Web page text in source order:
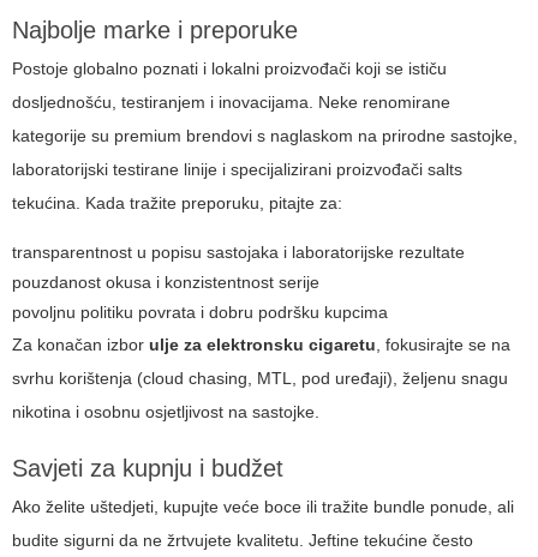
Najbolje marke i preporuke
Postoje globalno poznati i lokalni proizvođači koji se ističu
dosljednošću, testiranjem i inovacijama. Neke renomirane
kategorije su premium brendovi s naglaskom na prirodne sastojke,
laboratorijski testirane linije i specijalizirani proizvođači salts
tekućina. Kada tražite preporuku, pitajte za:
transparentnost u popisu sastojaka i laboratorijske rezultate
pouzdanost okusa i konzistentnost serije
povoljnu politiku povrata i dobru podršku kupcima
Za konačan izbor ulje za elektronsku cigaretu, fokusirajte se na
svrhu korištenja (cloud chasing, MTL, pod uređaji), željenu snagu
nikotina i osobnu osjetljivost na sastojke.
Savjeti za kupnju i budžet
Ako želite uštedjeti, kupujte veće boce ili tražite bundle ponude, ali
budite sigurni da ne žrtvujete kvalitetu. Jeftine tekućine često